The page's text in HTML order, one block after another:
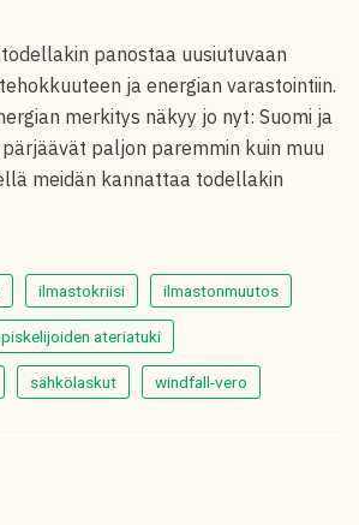
panostaa uusiutuvaan
ja energian varastointiin.
merkitys näkyy jo nyt: Suomi ja
paljon paremmin kuin muu
meidän kannattaa todellakin
ilmastokriisi ilmastonmuutos
ateriatuki
sähkölaskut windfall-vero